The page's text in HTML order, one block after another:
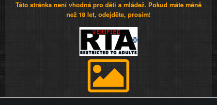
Táto stránka není vhodná pro děti a mládež. Pokud máte méně
než 18 let, odejděte, prosím!